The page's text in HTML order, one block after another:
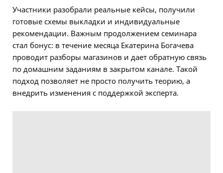
Участники разобрали реальные кейсы, получили
готовые схемы выкладки и индивидуальные
рекомендации. Важным продолжением семинара
стал бонус: в течение месяца Екатерина Богачева
проводит разборы магазинов и дает обратную связь
по домашним заданиям в закрытом канале. Такой
подход позволяет не просто получить теорию, а
внедрить изменения с поддержкой эксперта.